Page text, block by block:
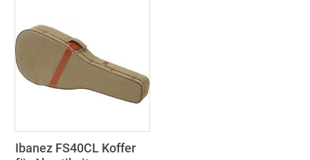
Ibanez FS40CL Koffer